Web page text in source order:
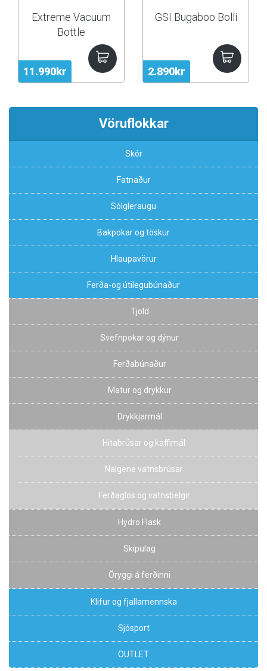
11.990kr
Extreme Vacuum
Bottle
2.890kr
GSI Bugaboo Bolli
Vöruflokkar
Skór
Fatnaður
Sólgleraugu
Bakpokar og töskur
Hlaupavörur
Ferða-og útilegubúnaður
Tjöld
Svefnpokar og dýnur
Ferðabúnaður
Matur og drykkur
Drykkjarmál
Hitabrúsar og kaffimál
Nalgene vatnsbrúsar
Ferðaglös og vatnsbelgir
Hydro Flask
Skipulag
Öryggi á ferðinni
Klifur og fjallamennska
Sjósport
OUTLET